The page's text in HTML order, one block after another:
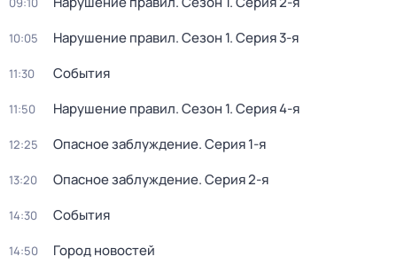
10:05 Нарушение правил. Сезон 1. Серия 3-я
11:30 События
11:50 Нарушение правил. Сезон 1. Серия 4-я
12:25 Опасное заблуждение. Серия 1-я
13:20 Опасное заблуждение. Серия 2-я
14:30 События
14:50 Город новостей